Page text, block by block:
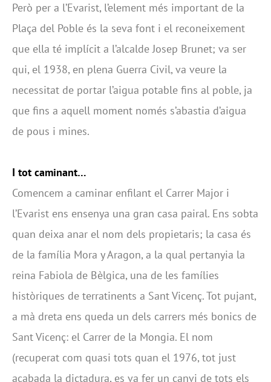
Però per a l’Evarist, l’element més important de la
Plaça del Poble és la seva font i el reconeixement
que ella té implícit a l’alcalde Josep Brunet; va ser
qui, el 1938, en plena Guerra Civil, va veure la
necessitat de portar l’aigua potable fins al poble, ja
que fins a aquell moment només s’abastia d’aigua
de pous i mines.
I tot caminant…
Comencem a caminar enfilant el Carrer Major i
l’Evarist ens ensenya una gran casa pairal. Ens sobta
quan deixa anar el nom dels propietaris; la casa és
de la família Mora y Aragon, a la qual pertanyia la
reina Fabiola de Bèlgica, una de les famílies
històriques de terratinents a Sant Vicenç. Tot pujant,
a mà dreta ens queda un dels carrers més bonics de
Sant Vicenç: el Carrer de la Mongia. El nom
(recuperat com quasi tots quan el 1976, tot just
acabada la dictadura, es va fer un canvi de tots els